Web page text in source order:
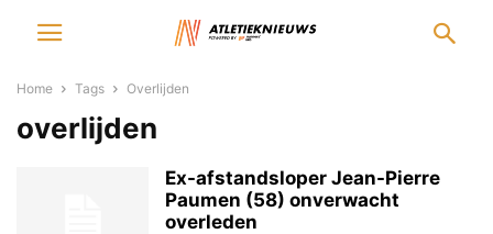
Home Tags Overlijden
overlijden
Ex-afstandsloper Jean-Pierre
Paumen (58) onverwacht
overleden